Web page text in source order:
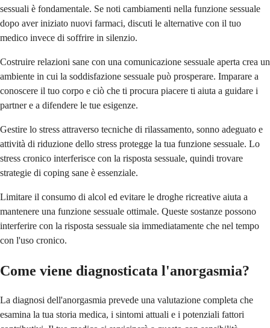
sessuali è fondamentale. Se noti cambiamenti nella funzione sessuale
dopo aver iniziato nuovi farmaci, discuti le alternative con il tuo
medico invece di soffrire in silenzio.
Costruire relazioni sane con una comunicazione sessuale aperta crea un
ambiente in cui la soddisfazione sessuale può prosperare. Imparare a
conoscere il tuo corpo e ciò che ti procura piacere ti aiuta a guidare i
partner e a difendere le tue esigenze.
Gestire lo stress attraverso tecniche di rilassamento, sonno adeguato e
attività di riduzione dello stress protegge la tua funzione sessuale. Lo
stress cronico interferisce con la risposta sessuale, quindi trovare
strategie di coping sane è essenziale.
Limitare il consumo di alcol ed evitare le droghe ricreative aiuta a
mantenere una funzione sessuale ottimale. Queste sostanze possono
interferire con la risposta sessuale sia immediatamente che nel tempo
con l'uso cronico.
Come viene diagnosticata l'anorgasmia?
La diagnosi dell'anorgasmia prevede una valutazione completa che
esamina la tua storia medica, i sintomi attuali e i potenziali fattori